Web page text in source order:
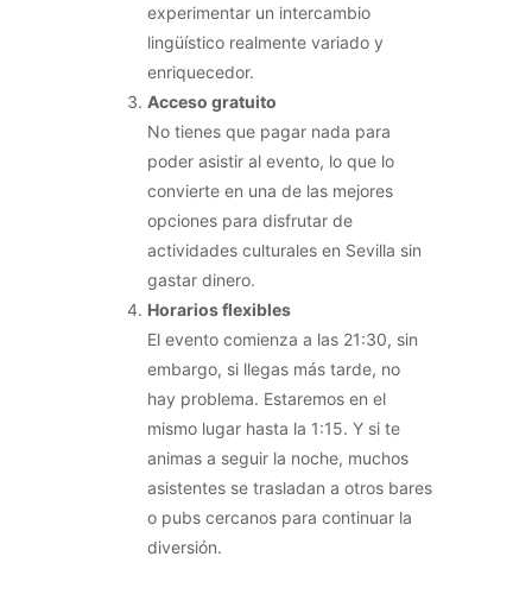
experimentar un intercambio
lingüístico realmente variado y
enriquecedor.
Acceso gratuito
No tienes que pagar nada para
poder asistir al evento, lo que lo
convierte en una de las mejores
opciones para disfrutar de
actividades culturales en Sevilla sin
gastar dinero.
Horarios flexibles
El evento comienza a las 21:30, sin
embargo, si llegas más tarde, no
hay problema. Estaremos en el
mismo lugar hasta la 1:15. Y si te
animas a seguir la noche, muchos
asistentes se trasladan a otros bares
o pubs cercanos para continuar la
diversión.